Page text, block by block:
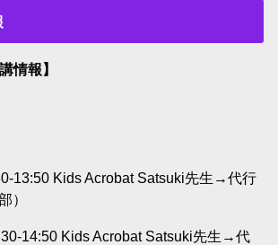
情報】
13:50 Kids Acrobat Satsuki先生→代行
）
14:50 Kids Acrobat Satsuki先生→代